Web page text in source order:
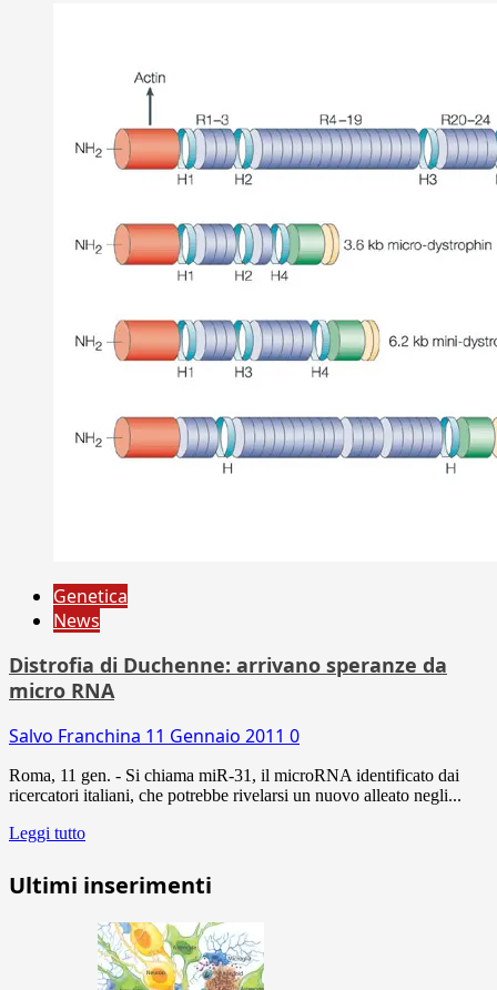
Genetica
News
Distrofia di Duchenne: arrivano speranze da
micro RNA
Salvo Franchina 11 Gennaio 2011 0
Roma, 11 gen. - Si chiama miR-31, il microRNA identificato dai
ricercatori italiani, che potrebbe rivelarsi un nuovo alleato negli...
Leggi tutto
Ultimi inserimenti